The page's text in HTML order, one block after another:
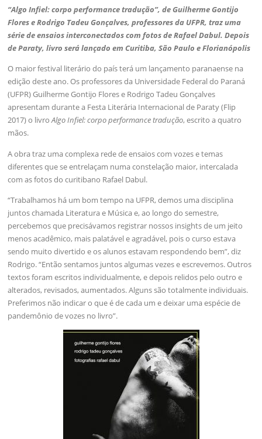
“Algo Infiel: corpo performance tradução”, de Guilherme Gontijo
Flores e Rodrigo Tadeu Gonçalves, professores da UFPR, traz uma
série de ensaios interconectados com fotos de Rafael Dabul. Depois
de Paraty, livro será lançado em Curitiba, São Paulo e Florianópolis
O maior festival literário do país terá um lançamento paranaense na
edição deste ano. Os professores da Universidade Federal do Paraná
(UFPR) Guilherme Gontijo Flores e Rodrigo Tadeu Gonçalves
apresentam durante a Festa Literária Internacional de Paraty (Flip
2017) o livroAlgo Infiel: corpo performance tradução, escrito a quatro
mãos.
A obra traz uma complexa rede de ensaios com vozes e temas
diferentes que se entrelaçam numa constelação maior, intercalada
com as fotos do curitibano Rafael Dabul.
“Trabalhamos há um bom tempo na UFPR, demos uma disciplina
juntos chamada Literatura e Música e, ao longo do semestre,
percebemos que precisávamos registrar nossos insights de um jeito
menos acadêmico, mais palatável e agradável, pois o curso estava
sendo muito divertido e os alunos estavam respondendo bem”, diz
Rodrigo. “Então sentamos juntos algumas vezes e escrevemos. Outros
textos foram escritos individualmente, e depois relidos pelo outro e
alterados, revisados, aumentados. Alguns são totalmente individuais.
Preferimos não indicar o que é de cada um e deixar uma espécie de
pandemônio de vozes no livro”.